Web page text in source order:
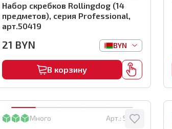
Набор скребков Rollingdog (14
предметов), серия Professional,
арт.50419
21 BYN BYN
В корзину
Много Арт.: 50522